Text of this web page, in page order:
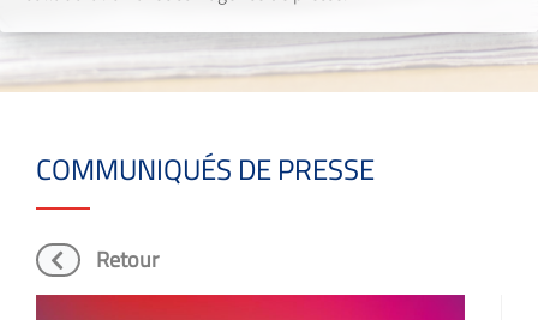
COMMUNIQUÉS DE PRESSE
Retour